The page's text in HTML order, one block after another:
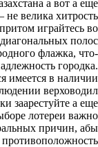
а вот а еще
не велика хитрость
играйтесь во
полос
флажка, что-
городка.
имеется в наличии
верховодил
заарестуйте а еще
лотереи важно
причин, абы